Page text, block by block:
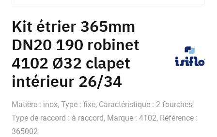
to
the
beginning
of
the
images
gallery
Kit étrier 365mm
DN20 190 robinet
4102 Ø32 clapet
intérieur 26/34
Matière : inox, Type : fixe, Caractéristique : 2 fourches,
Type de raccord : à raccord, Marque : 4102, Référence :
365002